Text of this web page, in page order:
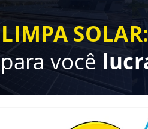
LIMPA
para você